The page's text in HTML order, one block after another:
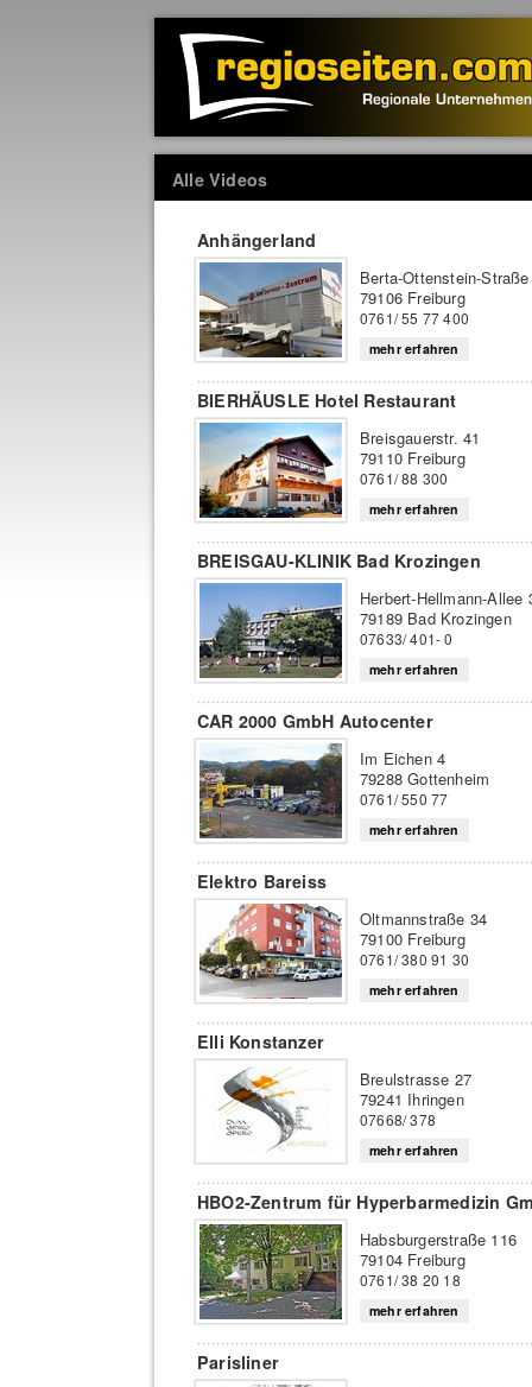
Alle Videos
Anhängerland
Berta-Ottenstein-
79106 Freiburg
0761/ 55 77 400
mehr erfahren
BIERHÄUSLE Hotel Restaurant
Breisgauerstr. 41
79110 Freiburg
0761/ 88 300
mehr erfahren
BREISGAU-KLINIK Bad Krozingen
Herbert-Hellmann-Allee
79189 Bad Krozingen
07633/ 401- 0
mehr erfahren
CAR 2000 GmbH Autocenter
Im Eichen 4
79288 Gottenheim
0761/ 550 77
mehr erfahren
Elektro Bareiss
Oltmannstraße 34
79100 Freiburg
0761/ 380 91 30
mehr erfahren
Elli Konstanzer
Breulstrasse 27
79241 Ihringen
07668/ 378
mehr erfahren
HBO2-Zentrum für Hyperbarmedizin
Habsburgerstraße 116
79104 Freiburg
0761/ 38 20 18
mehr erfahren
Parisliner